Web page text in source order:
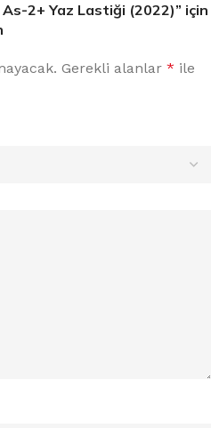
2+ Yaz Lastiği (2022)” için
Gerekli alanlar * ile